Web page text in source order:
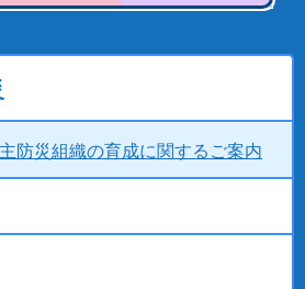
防災組織の育成に関するご案内